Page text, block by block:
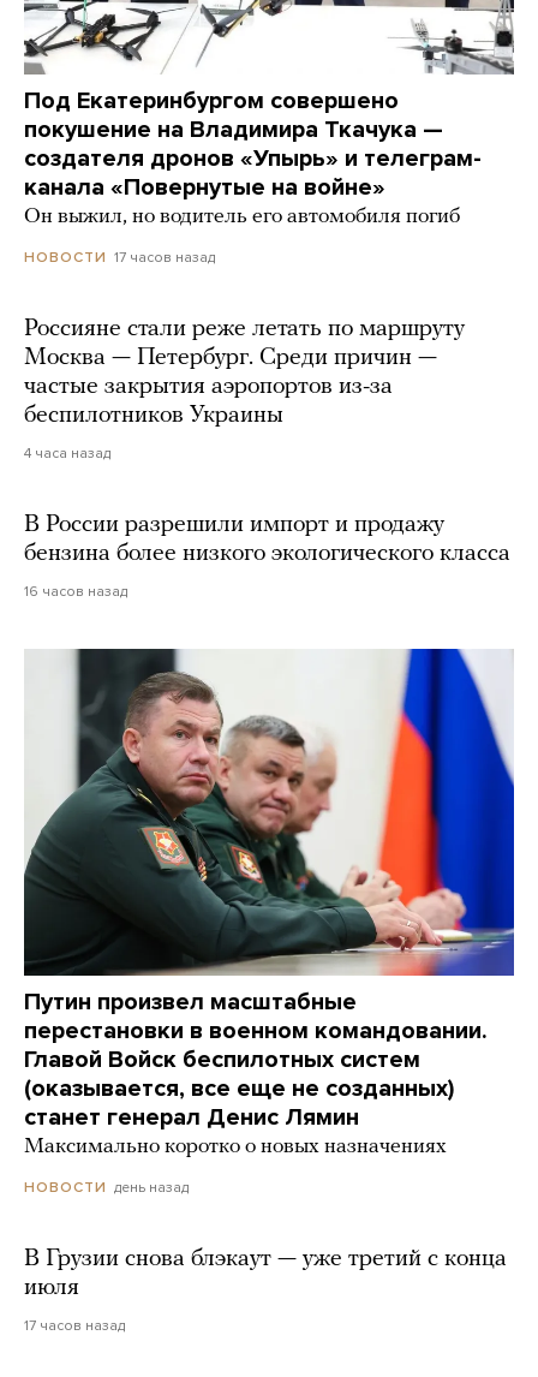
Под Екатеринбургом совершено
покушение на Владимира Ткачука —
создателя дронов «Упырь» и телеграм-
канала «Повернутые на войне»
Он выжил, но водитель его автомобиля погиб
НОВОСТИ 17 часов назад
Россияне стали реже летать по маршруту
Москва — Петербург. Среди причин —
частые закрытия аэропортов из-за
беспилотников Украины
4 часа назад
В России разрешили импорт и продажу
бензина более низкого экологического класса
16 часов назад
Путин произвел масштабные
перестановки в военном командовании.
Главой Войск беспилотных систем
(оказывается, все еще не созданных)
станет генерал Денис Лямин
Максимально коротко о новых назначениях
НОВОСТИ день назад
В Грузии снова блэкаут — уже третий с конца
июля
17 часов назад